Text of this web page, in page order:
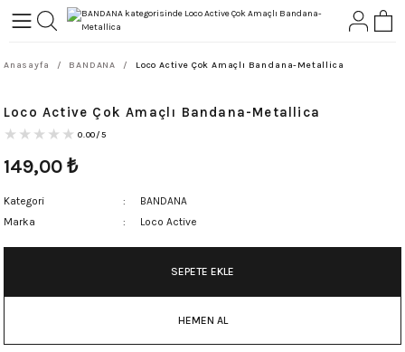
Geri Dön
ROCK
Geri Dön
Anasayfa BANDANA Loco Active Çok Amaçlı Bandana-Metallica
Loco Active Çok Amaçlı Bandana-Metallica
0.00/5
149,00 ₺
Kategori
BANDANA
Marka
Loco Active
SEPETE EKLE
HEMEN AL